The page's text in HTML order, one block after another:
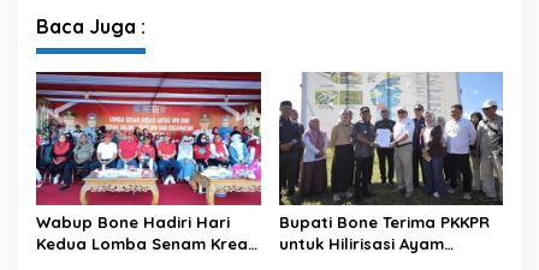
Baca Juga :
Wabup Bone Hadiri Hari
Kedua Lomba Senam Kreasi
Bupati Bone Terima PKKPR
untuk Hilirisasi Ayam